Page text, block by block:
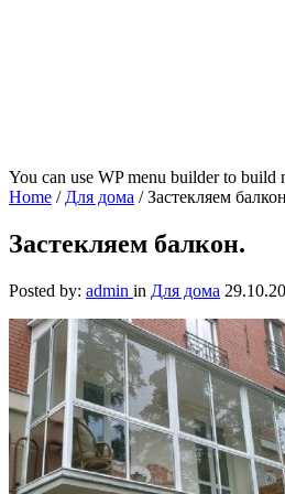
You can use WP menu builder to build
Home / Для дома /Застекляем
Застекляем балкон.
Posted by: admin in Для дома